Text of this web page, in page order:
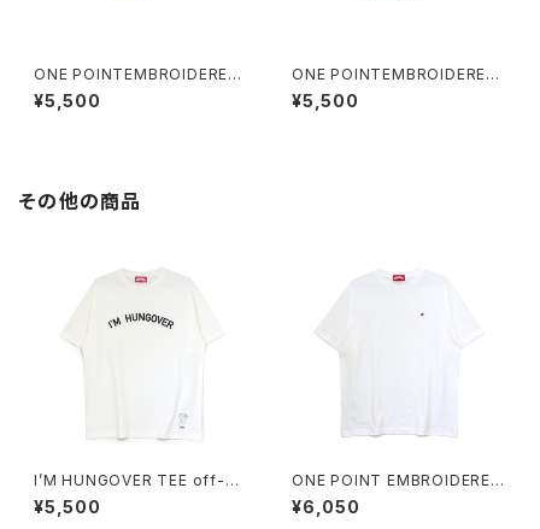
ONE POINTEMBROIDERED
CAP “cocktail” denim
¥5,500
ONE POINTEMBROIDERED
CAP “wine” cotton
¥5,500
その他の商品
I’M HUNGOVER TEE off-wh
ite/black
¥5,500
ONE POINT EMBROIDERED
¥6,050